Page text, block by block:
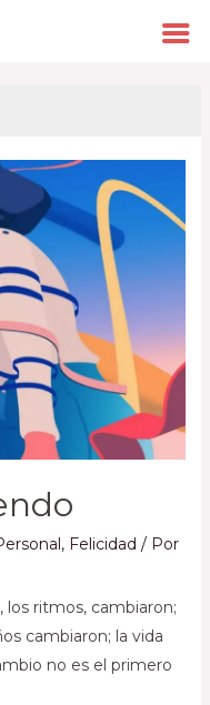
, Felicidad / Por
los ritmos, cambiaron;
cambiaron; la vida
no es el primero